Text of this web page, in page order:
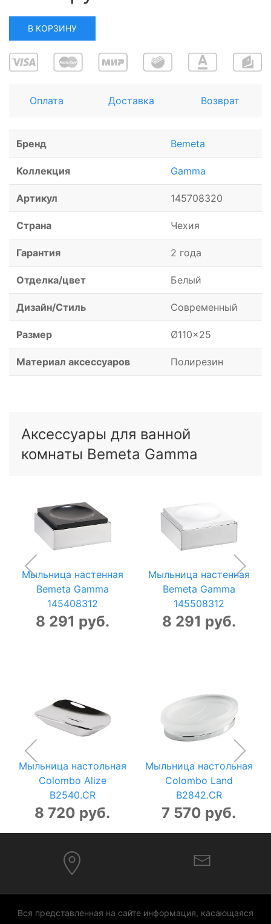
В КОРЗИНУ
Оплата Доставка Возврат
Бренд Bemeta
Коллекция Gamma
Артикул 145708320
Страна Чехия
Гарантия 2 года
Отделка/цвет Белый
Дизайн/Стиль Современный
Размер Ø110x25
Материал аксессуаров Полирезин
Аксессуары для ванной
комнаты Bemeta Gamma
Мыльница настенная
Bemeta Gamma
145408312
8 291 руб.
Мыльница настенная
Bemeta Gamma
145508312
8 291 руб.
Мыльница настольная
Colombo Alize
B2540.CR
8 720 руб.
Мыльница настольная
Colombo Land
B2842.CR
7 570 руб.
Вся представленная на сайте информация, касающаяся